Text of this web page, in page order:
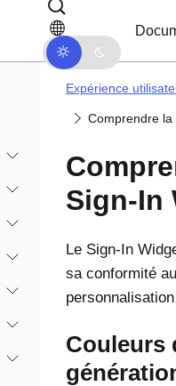
la navigation dans les
Expérience
Comprendre
Sign-In
Le Sign-In
sa conformité
Couleurs